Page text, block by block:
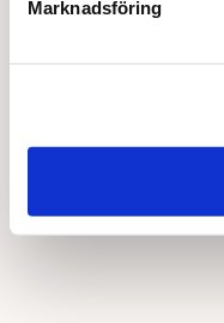
Marknadsföring